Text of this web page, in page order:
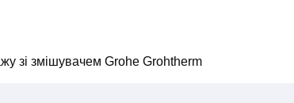
зі змішувачем Grohe Grohtherm